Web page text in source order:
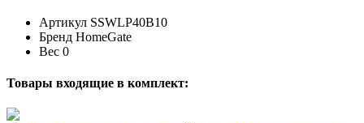
Артикул SSWLP40B10
Бренд HomeGate
Вес 0
Товары входящие в комплект: